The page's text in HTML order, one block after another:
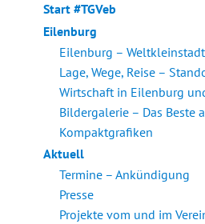
Start #TGVeb
Eilenburg
Eilenburg – Weltkleinstadt
Lage, Wege, Reise –
Wirtschaft in Eilenburg
Bildergalerie – Das Beste
Kompaktgrafiken
Aktuell
Termine – Ankündigung
Presse
Projekte vom und im